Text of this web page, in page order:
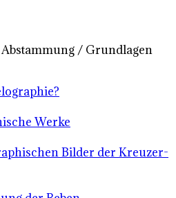
/ Grundlagen
Werke
Bilder der Kreuzer-